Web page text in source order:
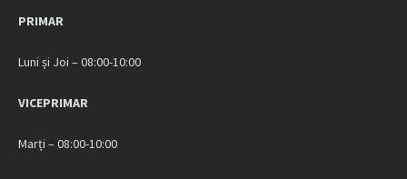
PRIMAR
Luni și Joi – 08:00-10:00
VICEPRIMAR
Marți – 08:00-10:00